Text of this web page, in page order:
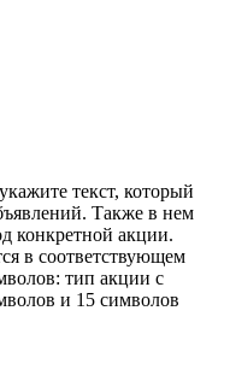
текст, который
Также в нем
конкретной акции.
в соответствующем
тип акции с
и 15 символов